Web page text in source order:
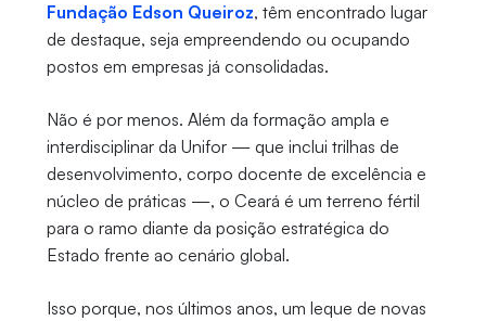
Fundação Edson Queiroz, têm encontrado lugar
de destaque, seja empreendendo ou ocupando
postos em empresas já consolidadas.
Não é por menos. Além da formação ampla e
interdisciplinar da Unifor — que inclui trilhas de
desenvolvimento, corpo docente de excelência e
núcleo de práticas —, o Ceará é um terreno fértil
para o ramo diante da posição estratégica do
Estado frente ao cenário global.
Isso porque, nos últimos anos, um leque de novas